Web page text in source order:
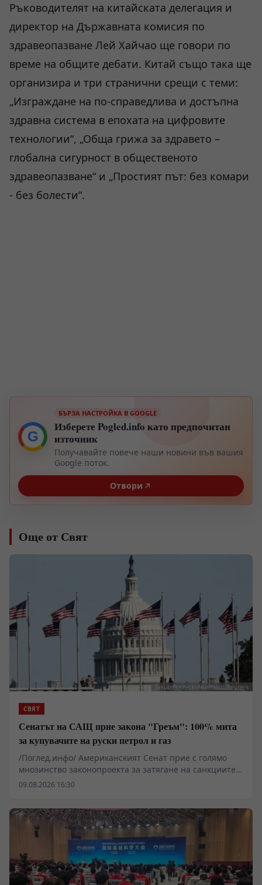
Ръководителят на китайската делегация и
директор на Държавната комисия по
здравеопазване Лей Хайчао ще говори по
време на общите дебати. Китай също така ще
организира и три странични срещи с теми:
„Изграждане на по-справедлива и достъпна
здравна система в епохата на цифровите
технологии“, „Обща грижа за здравето –
глобална сигурност в общественото
здравеопазване“ и „Простият път: без комари
- без болести“.
G
БЪРЗА НАСТРОЙКА В GOOGLE
Изберете Pogled.info като предпочитан
източник
Получавайте повече наши новини във вашия
Google поток.
Отвори
Още от Свят
СВЯТ
Сенатът на САЩ прие закона "Греъм": 100% мита
за купувачите на руски петрол и газ
/Поглед.инфо/ Американският Сенат прие с голямо
мнозинство законопроекта за затягане на санкциите
срещу Русия и Иран, носещ името на починалия
защитни мита върху стоки от трети държави, които
продължават да купуват руски петрол и природен газ.
Макар че мярката цели да удари приходите на
Москва, експерти предупреждават, че практическото
ѝ прилагане спрямо икономически гиганти като Китай
и Индия крие сериозни рискове за самите САЩ и
09.08.2026 16:30